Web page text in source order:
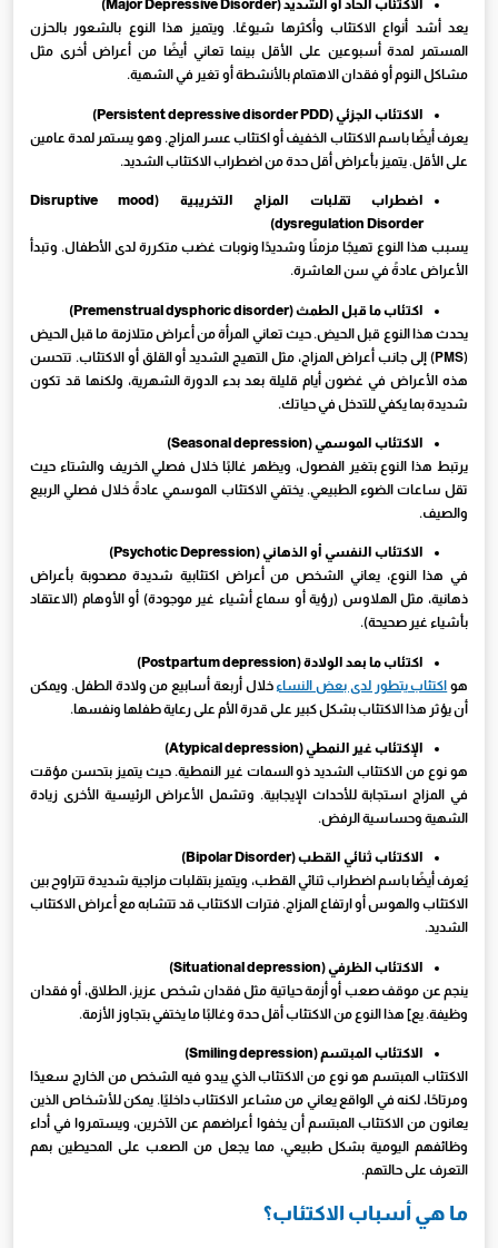
الاكتئاب الحاد أو الشديد (Major Depressive Disorder)
يعد أشد أنواع الاكتئاب وأكثرها شيوعًا. ويتميز هذا النوع بالشعور بالحزن
المستمر لمدة أسبوعين على الأقل بينما تعاني أيضًا من أعراض أخرى مثل
مشاكل النوم أو فقدان الاهتمام بالأنشطة أو تغير في الشهية.
الاكتئاب الجزئي (Persistent depressive disorder PDD
)
يعرف أيضًا باسم الاكتئاب الخفيف أو اكتئاب عسر المزاج. وهو يستمر لمدة عامين
على الأقل. يتميز بأعراض أقل حدة من اضطراب الاكتئاب الشديد.
اضطراب تقلبات المزاج التخريبية (Disruptive mood
dysregulation Disorder)
يسبب هذا النوع تهيجًا مزمنًا وشديدًا ونوبات غضب متكررة لدى الأطفال. وتبدأ
الأعراض عادةً في سن العاشرة.
اكتئاب ما قبل الطمث (Premenstrual dysphoric disorder)
يحدث هذا النوع قبل الحيض. حيث تعاني المرأة من أعراض متلازمة ما قبل الحيض
(PMS) إلى جانب أعراض المزاج، مثل التهيج الشديد أو القلق أو الاكتئاب. تتحسن
هذه الأعراض في غضون أيام قليلة بعد بدء الدورة الشهرية، ولكنها قد تكون
شديدة بما يكفي للتدخل في حياتك.
الاكتئاب الموسمي (Seasonal depression)
يرتبط هذا النوع بتغير الفصول، ويظهر غالبًا خلال فصلي الخريف والشتاء حيث
تقل ساعات الضوء الطبيعي. يختفي الاكتئاب الموسمي عادةً خلال فصلي الربيع
والصيف.
الاكتئاب النفسي أو الذهاني (Psychotic Depression)
في هذا النوع، يعاني الشخص من أعراض اكتئابية شديدة مصحوبة بأعراض
ذهانية، مثل الهلاوس (رؤية أو سماع أشياء غير موجودة) أو الأوهام (الاعتقاد
بأشياء غير صحيحة).
اكتئاب ما بعد الولادة (Postpartum depression)
هو اكتئاب يتطور لدى بعض النساء خلال أربعة أسابيع من ولادة الطفل. ويمكن
أن يؤثر هذا الاكتئاب بشكل كبير على قدرة الأم على رعاية طفلها ونفسها.
الإكتئاب غير النمطي (Atypical depression)
هو نوع من الاكتئاب الشديد ذو السمات غير النمطية. حيث يتميز بتحسن مؤقت
في المزاج استجابة للأحداث الإيجابية. وتشمل الأعراض الرئيسية الأخرى زيادة
الشهية وحساسية الرفض.
الاكتئاب ثنائي القطب (Bipolar Disorder
)
يُعرف أيضًا باسم اضطراب ثنائي القطب، ويتميز بتقلبات مزاجية شديدة تتراوح بين
الاكتئاب والهوس أو ارتفاع المزاج. فترات الاكتئاب قد تتشابه مع أعراض الاكتئاب
الشديد.
الاكتئاب الظرفي (Situational depression)
ينجم عن موقف صعب أو أزمة حياتية مثل فقدان شخص عزيز، الطلاق، أو فقدان
وظيفة. يع] هذا النوع من الاكتئاب أقل حدة وغالبًا ما يختفي بتجاوز الأزمة.
الاكتئاب المبتسم (Smiling depression)
الاكتئاب المبتسم هو نوع من الاكتئاب الذي يبدو فيه الشخص من الخارج سعيدًا
ومرتاحًا، لكنه في الواقع يعاني من مشاعر الاكتئاب داخليًا. يمكن للأشخاص الذين
يعانون من الاكتئاب المبتسم أن يخفوا أعراضهم عن الآخرين، ويستمروا في أداء
وظائفهم اليومية بشكل طبيعي، مما يجعل من الصعب على المحيطين بهم
التعرف على حالتهم.
ما هي أسباب الاكتئاب؟